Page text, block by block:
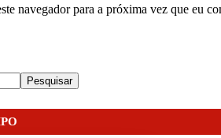
navegador para a próxima vez que eu
Pesquisar